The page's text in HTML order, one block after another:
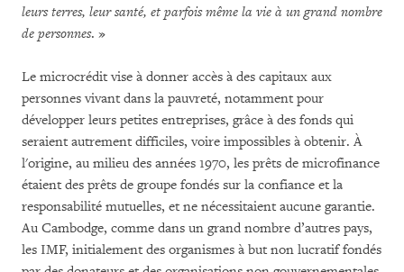
leurs terres, leur santé, et parfois même la vie à un grand nombre
de personnes. »
Le microcrédit vise à donner accès à des capitaux aux
personnes vivant dans la pauvreté, notamment pour
développer leurs petites entreprises, grâce à des fonds qui
seraient autrement difficiles, voire impossibles à obtenir. À
l'origine, au milieu des années 1970, les prêts de microfinance
étaient des prêts de groupe fondés sur la confiance et la
responsabilité mutuelles, et ne nécessitaient aucune garantie.
Au Cambodge, comme dans un grand nombre d’autres pays,
les IMF, initialement des organismes à but non lucratif fondés